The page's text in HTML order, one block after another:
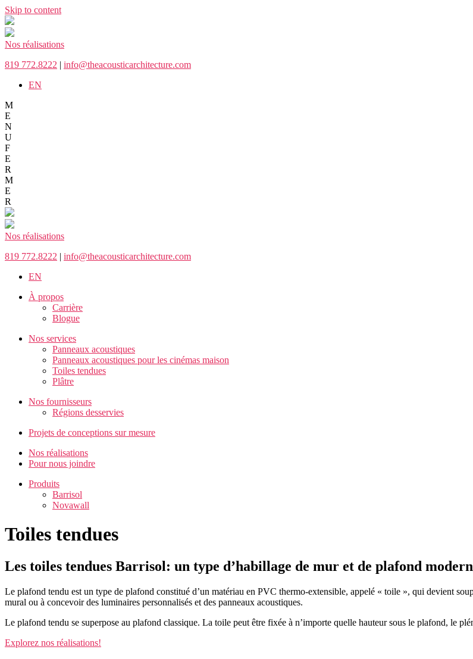
Skip to content
Nos réalisations
819 772.8222 | info@theacousticarchitecture.com
EN
M
E
N
U
F
E
R
M
E
R
Nos réalisations
819 772.8222 | info@theacousticarchitecture.com
EN
À propos
Carrière
Blogue
Nos services
Panneaux acoustiques
Panneaux acoustiques pour les cinémas maison
Toiles tendues
Plâtre
Nos fournisseurs
Régions desservies
Projets de conceptions sur mesure
Nos réalisations
Pour nous joindre
Produits
Barrisol
Novawall
Toiles tendues
Les toiles tendues Barrisol: un type d’habillage de mur et de plafond
Le plafond tendu est un type de plafond constitué d’un matériau en PVC thermo-extensible, appelé « toile », qui devient
mural ou à concevoir des luminaires personnalisés et des panneaux acoustiques.
Le plafond tendu se superpose au plafond classique. La toile peut être fixée à n’importe quelle hauteur sous le plafond, le
Explorez nos réalisations!